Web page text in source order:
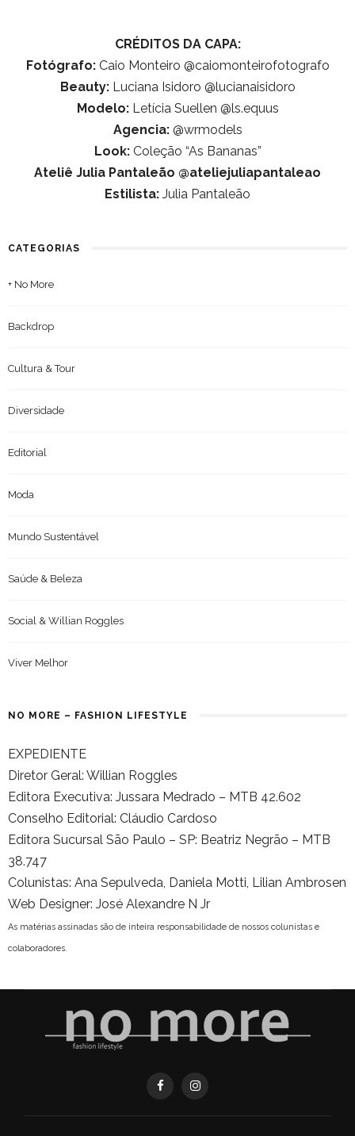
CRÉDITOS DA CAPA:
Fotógrafo:Caio Monteiro @caiomonteirofotografo
Beauty:Luciana Isidoro @lucianaisidoro
Modelo:Letícia Suellen @ls.equus
Agencia:@wrmodels
Look:Coleção “As Bananas”
Ateliê Julia Pantaleão @ateliejuliapantaleao
Estilista: Julia Pantaleão
CATEGORIAS
+ No More
Backdrop
Cultura & Tour
Diversidade
Editorial
Moda
Mundo Sustentável
Saúde & Beleza
Social & Willian Roggles
Viver Melhor
NO MORE – FASHION LIFESTYLE
EXPEDIENTE
Diretor Geral: Willian Roggles
Editora Executiva: Jussara Medrado – MTB 42.602
Conselho Editorial: Cláudio Cardoso
Editora Sucursal São Paulo – SP: Beatriz Negrão – MTB
38.747
Colunistas: Ana Sepulveda, Daniela Motti, Lilian Ambrosen
Web Designer: José Alexandre N Jr
As matérias assinadas são de inteira responsabilidade de nossos colunistas e
colaboradores.